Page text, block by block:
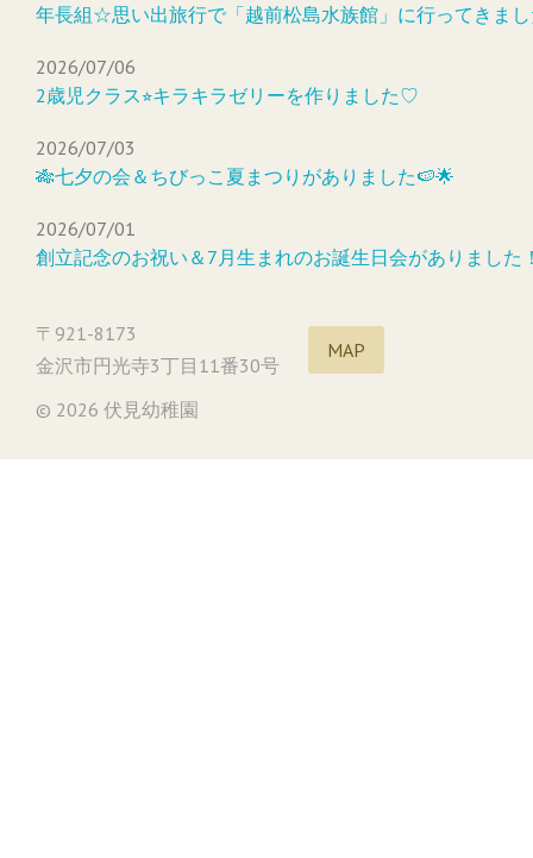
年長組☆思い出旅行で「越前松島水族館」に行ってきま
2026/07/06
2歳児クラス⭐︎キラキラゼリーを作りました♡
2026/07/03
🎋七夕の会＆ちびっこ夏まつりがありました🍉🌟
2026/07/01
創立記念のお祝い＆7月生まれのお誕生日会がありました
〒921-8173
金沢市円光寺3丁目11番30号
MAP
© 2026 伏見幼稚園